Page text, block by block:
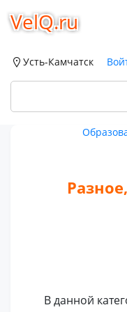
VelQ.ru
Усть-Камчатск
В данной